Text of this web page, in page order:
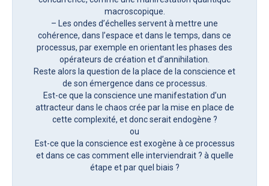
macroscopique.
– Les ondes d’échelles servent à mettre une
cohérence, dans l’espace et dans le temps, dans ce
processus, par exemple en orientant les phases des
opérateurs de création et d’annihilation.
Reste alors la question de la place de la conscience et
de son émergence dans ce processus.
Est-ce que la conscience une manifestation d’un
attracteur dans le chaos crée par la mise en place de
cette complexité, et donc serait endogène ?
ou
Est-ce que la conscience est exogène à ce processus
et dans ce cas comment elle interviendrait ? à quelle
étape et par quel biais ?